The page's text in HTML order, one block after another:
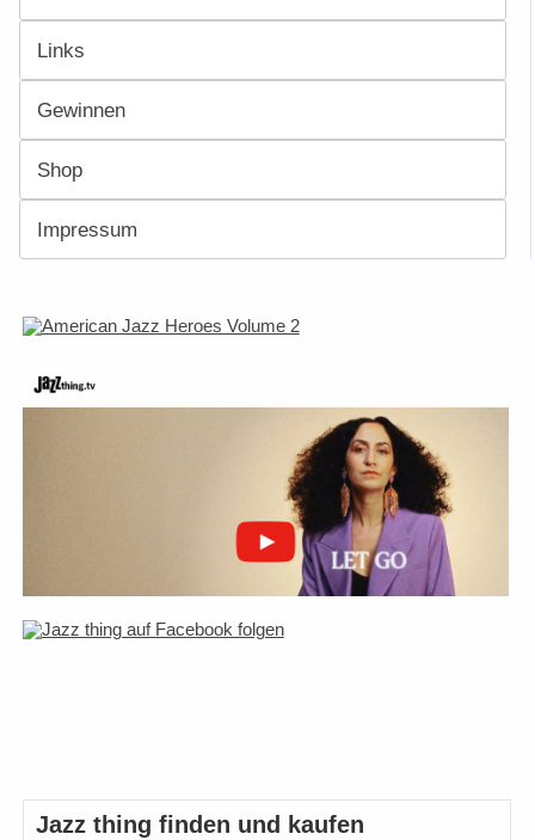
Links
Gewinnen
Shop
Impressum
Jazz thing finden und kaufen